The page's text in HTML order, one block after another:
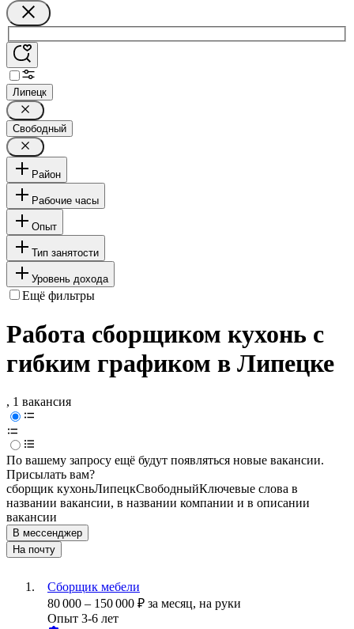
Липецк
Свободный
Район
Рабочие часы
Опыт
Тип занятости
Уровень дохода
Ещё фильтры
Работа сборщиком кухонь с
гибким графиком в Липецке
, 1 вакансия
По вашему запросу ещё будут появляться новые вакансии.
Присылать вам?
сборщик кухоньЛипецкСвободныйКлючевые слова в
названии вакансии, в названии компании и в описании
вакансии
В мессенджер
На почту
Сборщик мебели
80 000 – 150 000 ₽ за месяц, на руки
Опыт 3-6 лет